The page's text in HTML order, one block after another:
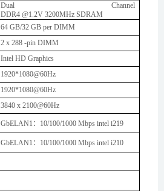
Dual Channel
DDR4 @1.2V3200MHz SDRAM
64 GB/32 GB per DIMM
2 x288 -pin DIMM
Intel HD Graphics
1920*1080@60Hz
1920*1080@60Hz
3840 x 2100@60Hz
GbELAN1 ： 10/100/1000 Mbps intel i219
GbELAN1 ： 10/100/1000 Mbps intel i210